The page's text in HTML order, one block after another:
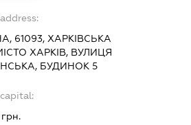
61093, ХАРКІВСЬКА
ХАРКІВ, ВУЛИЦЯ
БУДИНОК 5